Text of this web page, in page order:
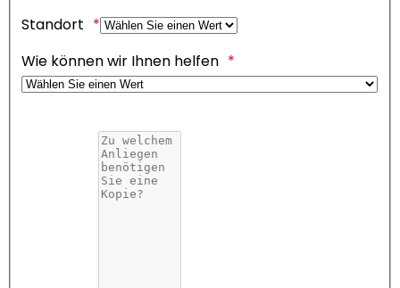
Standort
Wie können wir Ihnen helfen